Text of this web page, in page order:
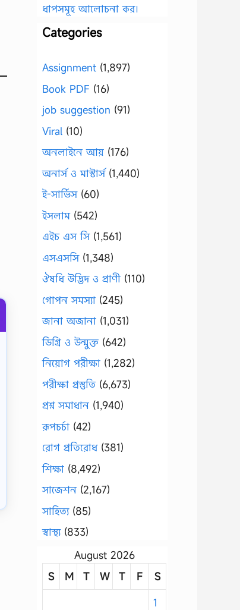
ধাপসমূহ আলোচনা কর।
Categories
Assignment (1,897)
Book PDF (16)
job suggestion (91)
Viral (10)
অনলাইনে আয় (176)
অনার্স ও মাস্টার্স(1,440)
ই-সার্ভিস(60)
ইসলাম(542)
এইচ এস সি(1,561)
এসএসসি(1,348)
ঔষধি উদ্ভিদ ও প্রাণী (110)
গোপন সমস্যা (245)
জানা অজানা (1,031)
ডিগ্রি ও উন্মুক্ত (642)
নিয়োগ পরীক্ষা (1,282)
পরীক্ষা প্রস্তুতি (6,673)
প্রশ্ন সমাধান (1,940)
রূপচর্চা (42)
রোগ প্রতিরোধ(381)
শিক্ষা (8,492)
সাজেশন (2,167)
সাহিত্য(85)
স্বাস্থ্য(833)
August 2026
S
M T W T F
S
1